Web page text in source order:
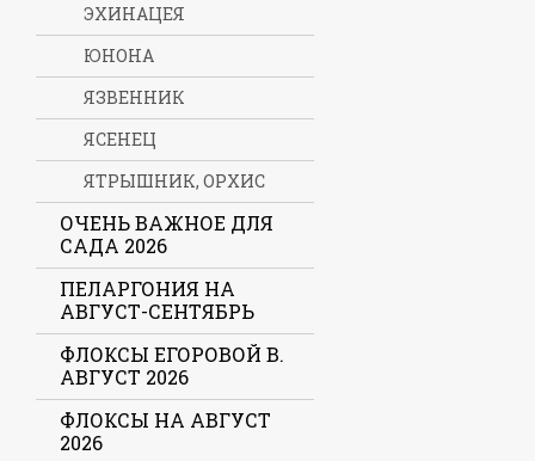
ЭХИНАЦЕЯ
ЮНОНА
ЯЗВЕННИК
ЯСЕНЕЦ
ЯТРЫШНИК, ОРХИС
ОЧЕНЬ ВАЖНОЕ ДЛЯ
САДА 2026
ПЕЛАРГОНИЯ НА
АВГУСТ-СЕНТЯБРЬ
ФЛОКСЫ ЕГОРОВОЙ В.
АВГУСТ 2026
ФЛОКСЫ НА АВГУСТ
2026